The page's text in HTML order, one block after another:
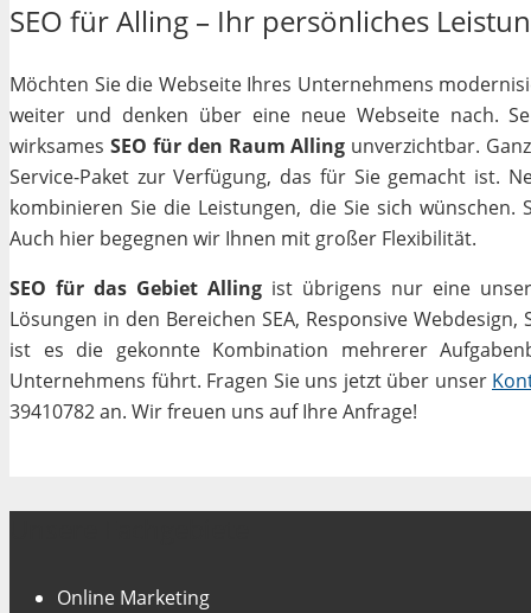
SEO für Alling – Ihr persönliches
Möchten Sie die Webseite Ihres Unternehmens
weiter und denken über eine neue Webseite nach.
wirksames SEO für den Raum Alling unverzichtbar.
Service-Paket zur Verfügung, das für Sie gemacht ist.
kombinieren Sie die Leistungen, die Sie sich wünschen.
Auch hier begegnen wir Ihnen mit großer Flexibilität.
SEO für das Gebiet Alling ist übrigens nur eine
Lösungen in den Bereichen SEA, Responsive
ist es die gekonnte Kombination mehrerer
Unternehmens führt. Fragen Sie uns jetzt über unser
39410782 an. Wir freuen uns auf Ihre Anfrage!
Online Marketing